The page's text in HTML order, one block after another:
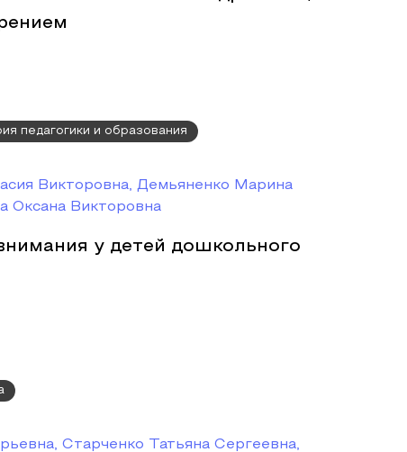
педагогики и образования
Викторовна, Демьяненко Марина
Оксана Викторовна
у детей дошкольного
Старченко Татьяна Сергеевна,